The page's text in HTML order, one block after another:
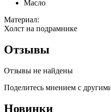
Масло
Материал:
Холст на подрамнике
Отзывы
Отзывы не найдены
Поделитесь мнением с
Новинки